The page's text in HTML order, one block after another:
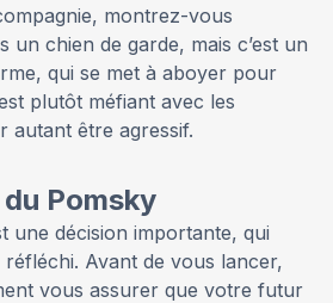
montrez-vous
un chien de garde, mais c’est un
qui se met à aboyer pour
plutôt méfiant avec les
autant être agressif.
Pomsky
une décision importante, qui
réfléchi. Avant de vous lancer,
vous assurer que votre futur